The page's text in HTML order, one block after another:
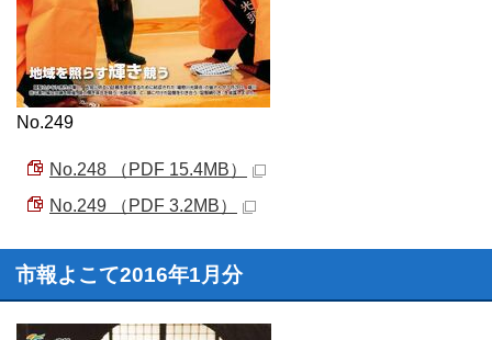
No.249
No.248 （PDF 15.4MB）
No.249 （PDF 3.2MB）
市報よこて2016年1月分